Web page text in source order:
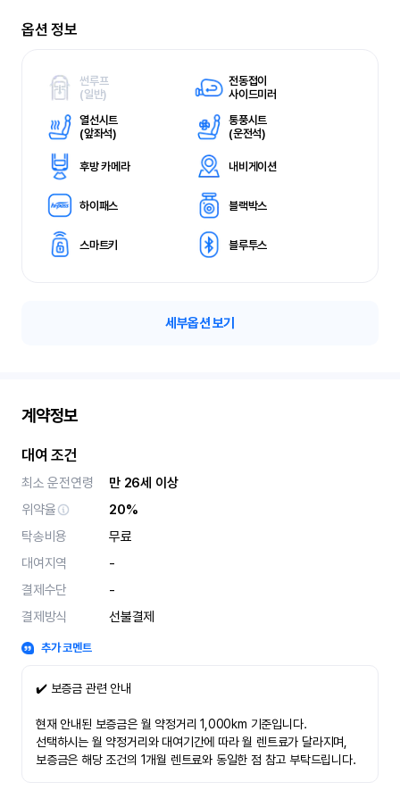
옵션 정보
썬루프
(일반)
전동접이
사이드미러
열선시트
(앞좌석)
통풍시트
(운전석)
후방 카메라 내비게이션
하이패스 블랙박스
스마트키 블루투스
세부옵션 보기
계약정보
대여 조건
최소 운전연령
만 26세 이상
위약율
20%
탁송비용
무료
대여지역
-
결제수단
-
결제방식
선불결제
추가 코멘트
✔️ 보증금 관련 안내
현재 안내된 보증금은 월 약정거리 1,000km 기준입니다.
선택하시는 월 약정거리와 대여기간에 따라 월 렌트료가 달라지며,
보증금은 해당 조건의 1개월 렌트료와 동일한 점 참고 부탁드립니다.